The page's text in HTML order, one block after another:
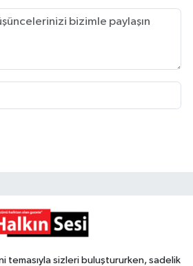
temasıyla sizleri buluştururken, sadelik